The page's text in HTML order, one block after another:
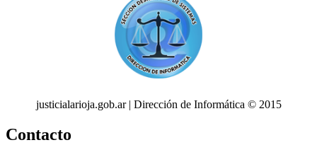
justicialarioja.gob.ar | Dirección de Informática © 2015
Contacto